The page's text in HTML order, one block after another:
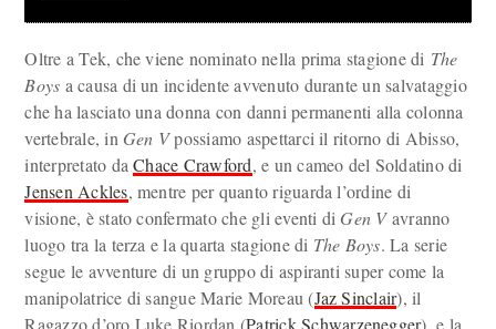
Oltre a Tek, che viene nominato nella prima stagione di The
Boys a causa di un incidente avvenuto durante un salvataggio
che ha lasciato una donna con danni permanenti alla colonna
vertebrale, in Gen Vpossiamo aspettarci il ritorno di Abisso,
interpretato daChace Crawford, e un cameo del Soldatino di
Jensen Ackles, mentre per quanto riguarda l’ordine di
visione, è stato confermato che gli eventi di Gen Vavranno
luogo tra la terza e la quarta stagione di The Boys. La serie
segue le avventure di un gruppo di aspiranti super come la
manipolatrice di sangue Marie Moreau (Jaz Sinclair), il
Ragazzo d’oro Luke Riordan (Patrick Schwarzenegger), e la